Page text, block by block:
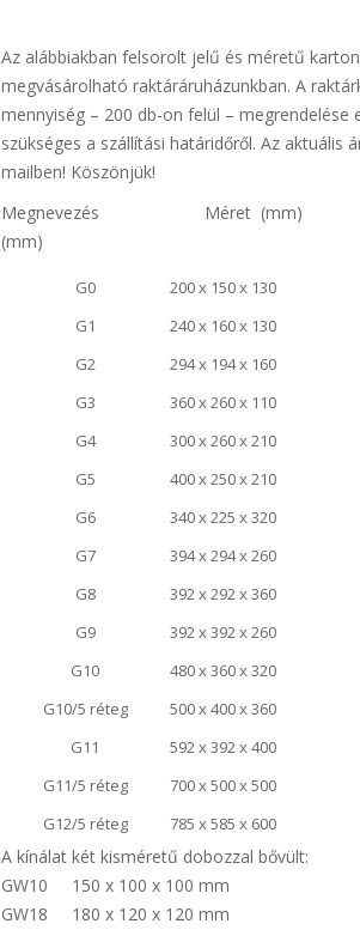
Az alábbiakban felsorolt jelű és méretű
megvásárolható raktáráruházunkban. A
mennyiség – 200 db-on felül – megrendelése
szükséges a szállítási határidőről. Az aktuális
mailben! Köszönjük!
Megnevezés Méret (mm)
(mm)
G0 200 x 150 x 130
G1
240 x 160 x 130
G2
294 x 194 x 160
G3
360 x 260 x 110
G4
300 x 260 x 210
G5
400 x 250 x 210
G6
340 x 225 x 320
G7
394 x 294 x 260
G8
392 x 292 x 360
G9
392 x 392 x 260
G10
480 x 360 x 320
G10/5 réteg
500 x 400 x 360
G11
592 x 392 x 400
G11/5 réteg
700 x 500 x 500
G12/5 réteg
785 x 585 x 600
A kínálat két kisméretű dobozzal bővült:
GW10 150 x 100 x 100 mm
GW18 180 x 120 x 120 mm